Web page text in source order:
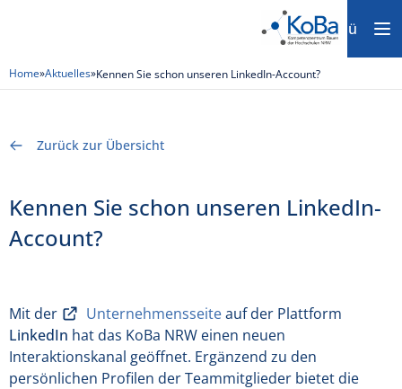
Menü
Home»Aktuelles»Kennen Sie schon unseren LinkedIn-Account?
Zurück zur Übersicht
Kennen Sie schon unseren LinkedIn-
Account?
Mit der Unternehmensseiteauf der Plattform
LinkedIn hat das KoBa NRW einen neuen
Interaktionskanal geöffnet. Ergänzend zu den
persönlichen Profilen der Teammitglieder bietet die